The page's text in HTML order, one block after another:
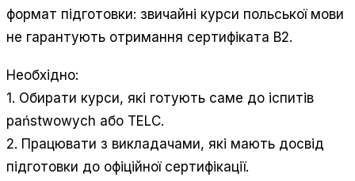
формат підготовки: звичайні курси польської мови
не гарантують отримання сертифіката B2.
Необхідно:
1. Обирати курси, які готують саме до іспитів
państwowych або TELС.
2. Працювати з викладачами, які мають досвід
підготовки до офіційної сертифікації.